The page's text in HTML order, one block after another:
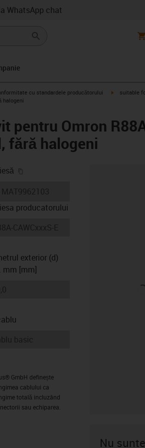
WhatsApp chat
cu standardele producătorului igus-icon-
suitable
halogeni
pentru Omron
fără halogeni
icon-lieferzeit
producatorului
exterior (d)
mm [mm]
icon-info
GmbH definește
cablului ca
totală incluzând
sau echiparea.
Nu